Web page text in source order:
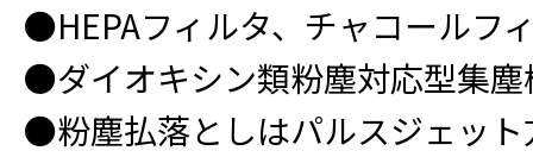
●HEPAフィルタ、チャコールフ
●ダイオキシン類粉塵対応型集塵
●粉塵払落としはパルスジェッ